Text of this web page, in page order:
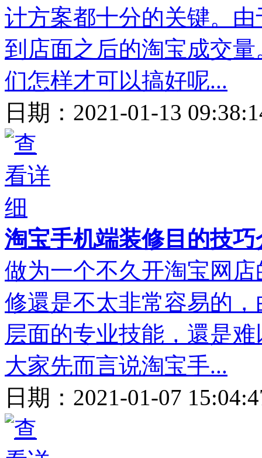
计方案都十分的关键。
到店面之后的淘宝成交
们怎样才可以搞好呢...
日期： 2021-01-13
淘宝手机端装修目的技巧
做为一个不久开淘宝网
修還是不太非常容易的
层面的专业技能，還是
大家先而言说淘宝手...
日期： 2021-01-07